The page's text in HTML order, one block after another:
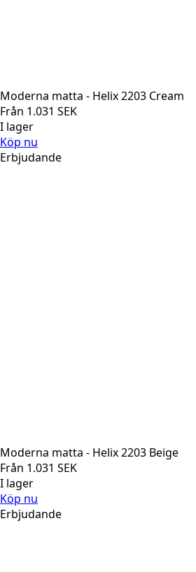
Moderna matta - Helix 2203 Cream
Från 1.031 SEK
I lager
Köp nu
Erbjudande
Moderna matta - Helix 2203 Beige
Från 1.031 SEK
I lager
Köp nu
Erbjudande